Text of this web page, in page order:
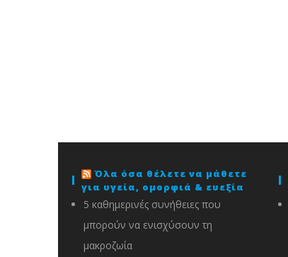
Όλα όσα θέλετε να μάθετε
για υγεία, ομορφιά & ευεξία
5 καθημερινές συνήθειες που
μπορούν να ενισχύσουν τη
μακροζωία